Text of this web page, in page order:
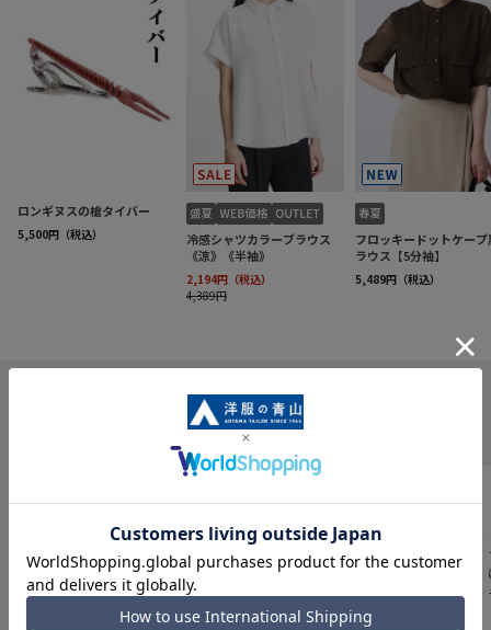
INFORMATION